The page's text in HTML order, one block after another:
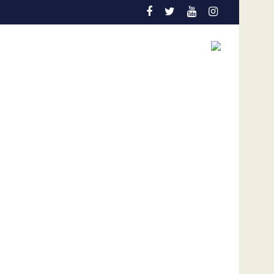
obtuvo la jueza María Lourdes Afiuni
Andrés Nipas supera los 70 mil oyentes en